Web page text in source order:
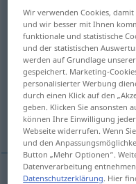
bestrickenv/t <keinge-;
Übersicht aller
(Für mehr Details die
captivate, bewitch,
Weitere Beispiele...
Wir verwenden Cookies,
und wir besser mit Ihnen
funktionale und statistische
und der statistischen
werden auf Grundlage
gespeichert. Marketing-
personalisierter Werbung
durch einen Klick auf den
geben. Klicken Sie ansonsten
können Ihre Einwilligung
Webseite widerrufen. Wenn
und den
Button „Mehr Optionen“.
Datenverarbeitung
Datenschutzerklärung. Hier